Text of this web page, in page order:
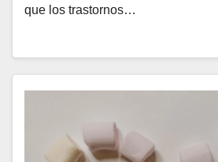
que los trastornos…